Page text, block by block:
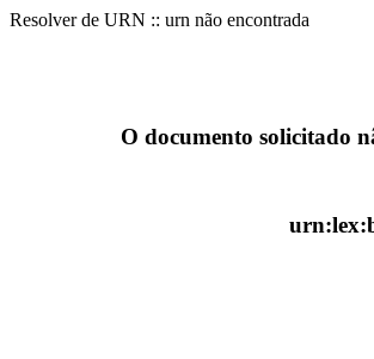
Resolver de URN :: urn não encontrada
O documento solicitado